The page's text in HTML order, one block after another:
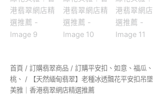
首頁 / 訂購翡翠商品 / 訂購平安扣、如意、福瓜
桃、 / 【天然緬甸翡翠】老種冰透飄花平安扣吊
美雅｜香港翡翠網店精選推薦
選
推
薦
數